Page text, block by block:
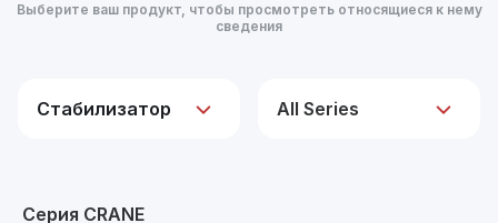
Выберите ваш продукт, чтобы просмотреть относящиеся к нему
сведения
Стабилизатор All Series
Серия CRANE